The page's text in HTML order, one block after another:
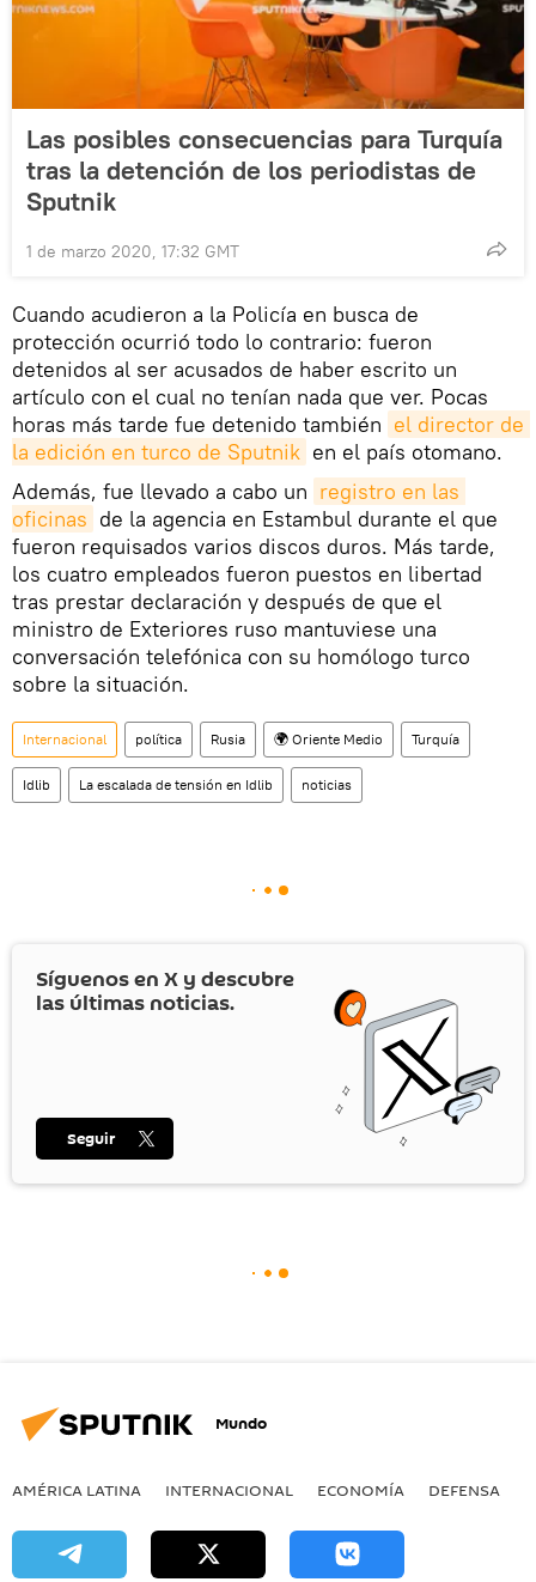
Las posibles consecuencias para Turquía
tras la detención de los periodistas de
Sputnik
1 de marzo 2020, 17:32 GMT
Cuando acudieron a la Policía en busca de
protección ocurrió todo lo contrario: fueron
detenidos al ser acusados de haber escrito un
artículo con el cual no tenían nada que ver. Pocas
horas más tarde fue detenido también el director de
la edición en turco de Sputnik en el país otomano.
Además, fue llevado a cabo un registro en las
oficinas de la agencia en Estambul durante el que
fueron requisados varios discos duros. Más tarde,
los cuatro empleados fueron puestos en libertad
tras prestar declaración y después de que el
ministro de Exteriores ruso mantuviese una
conversación telefónica con su homólogo turco
sobre la situación.
Internacional política Rusia 🌍 Oriente Medio Turquía
Idlib La escalada de tensión en Idlib noticias
Síguenos en X y descubre
las últimas noticias.
Seguir
Mundo
AMÉRICA LATINA INTERNACIONAL ECONOMÍA DEFENSA